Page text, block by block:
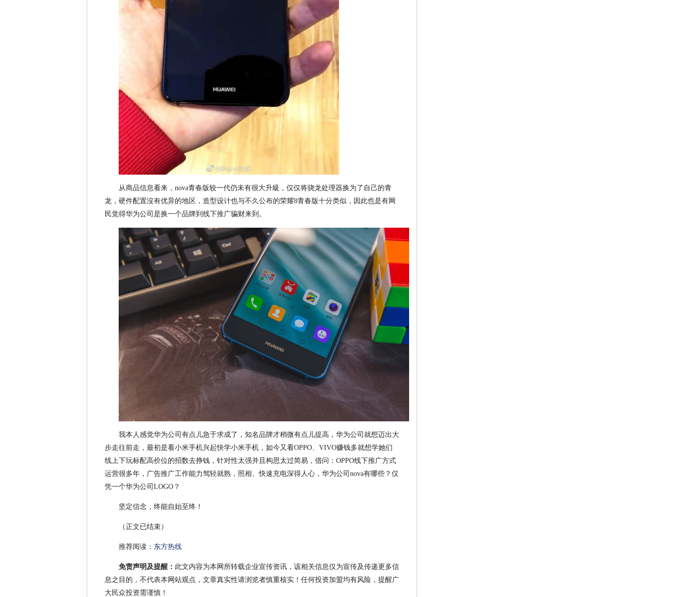
从商品信息看来，nova青春版较一代仍未有很大升級，仅仅将骁龙处理器换为了自己的青
龙，硬件配置沒有优异的地区，造型设计也与不久公布的荣耀8青春版十分类似，因此也是有网
民觉得华为公司是换一个品牌到线下推广骗财来到。
我本人感觉华为公司有点儿急于求成了，知名品牌才稍微有点儿提高，华为公司就想迈出大
步走往前走，最初是看小米手机兴起快学小米手机，如今又看OPPO、VIVO赚钱多就想学她们
线上下玩标配高价位的招数去挣钱，针对性太强并且构思太过简易，借问：OPPO线下推广方式
运营很多年，广告推广工作能力驾轻就熟，照相、快速充电深得人心，华为公司nova有哪些？仅
凭一个华为公司LOGO？
坚定信念，终能自始至终！
（正文已结束）
推荐阅读： 东方热线
免责声明及提醒： 此文内容为本网所转载企业宣传资讯，该相关信息仅为宣传及传递更多信
息之目的，不代表本网站观点，文章真实性请浏览者慎重核实！任何投资加盟均有风险，提醒广
大民众投资需谨慎！